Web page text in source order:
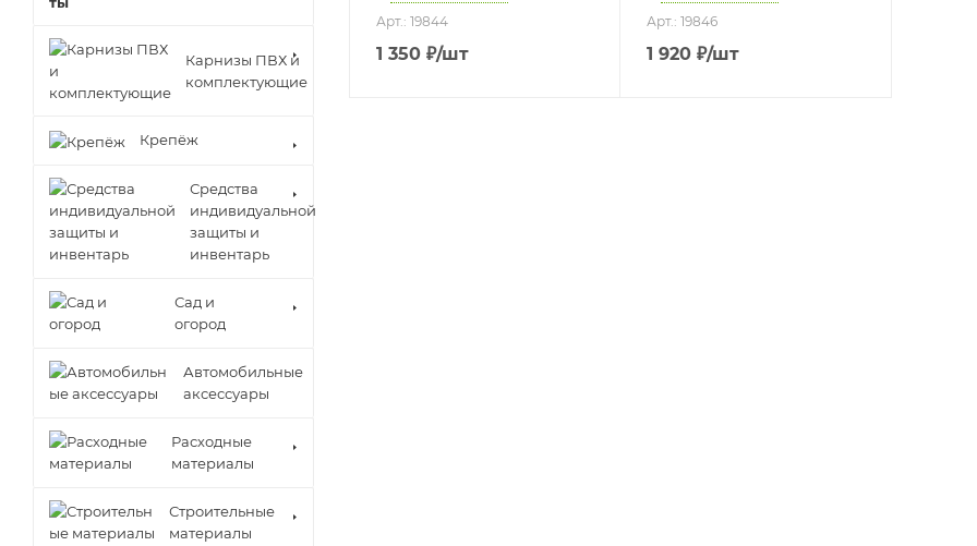
Арт.: 19844
1 350 ₽/шт
Арт.: 19846
1 920 ₽/шт
Карнизы ПВХ и
комплектующие
Крепёж
Средства
индивидуальной
защиты и
инвентарь
Сад и
огород
Автомобильные
аксессуары
Расходные
материалы
Строительные
материалы